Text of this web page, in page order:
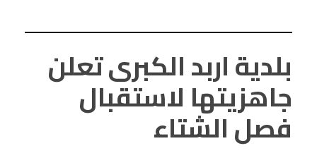
بلدية اربد الكبرى تعلن
جاهزيتها لاستقبال
فصل الشتاء